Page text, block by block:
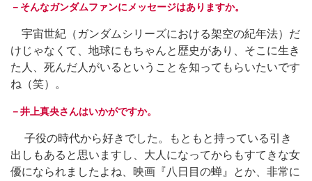
－そんなガンダムファンにメッセージはありますか。
宇宙世紀（ガンダムシリーズにおける架空の紀年法）だ
けじゃなくて、地球にもちゃんと歴史があり、そこに生き
た人、死んだ人がいるということを知ってもらいたいです
ね（笑）。
－井上真央さんはいかがですか。
子役の時代から好きでした。もともと持っている引き
出しもあると思いますし、大人になってからもすてきな女
優になられましたよね、映画『八日目の蝉』とか、非常に